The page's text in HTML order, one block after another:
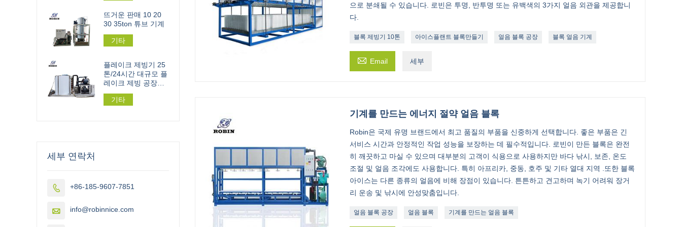
으로 분쇄될 수 있습니다. 로빈은 투명, 반투명 또는 유백색의 3가지 얼음 외관을 제공합니
다.
블록 제빙기 10톤 아이스플랜트 블록만들기 얼음 블록 공장 블록 얼음 기계
 Email 세부
기계를 만드는 에너지 절약 얼음 블록
Robin은 국제 유명 브랜드에서 최고 품질의 부품을 신중하게 선택합니다. 좋은 부품은 긴
서비스 시간과 안정적인 작업 성능을 보장하는 데 필수적입니다. 로빈이 만든 블록은 완전
히 깨끗하고 마실 수 있으며 대부분의 고객이 식용으로 사용하지만 바다 낚시, 보존, 온도
조절 및 얼음 조각에도 사용합니다. 특히 아프리카, 중동, 호주 및 기타 열대 지역 .또한 블록
아이스는 다른 종류의 얼음에 비해 장점이 있습니다. 튼튼하고 견고하며 녹기 어려워 장거
리 운송 및 낚시에 안성맞춤입니다.
얼음 블록 공장 얼음 블록 기계를 만드는 얼음 블록
뜨거운 판매 10 20
30 35ton 튜브 기계
기타
플레이크 제빙기 25
톤/24시간 대규모 플
레이크 제빙 공장용
162.5kw
기타
세부 연락처
 +86-185-9607-7851
 info@robinnice.com